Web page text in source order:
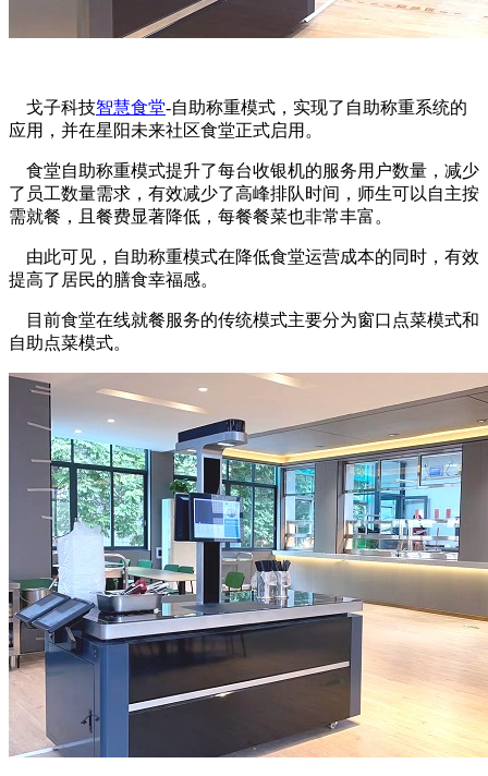
戈子科技智慧食堂-自助称重模式，实现了自助称重系统的
应用，并在星阳未来社区食堂正式启用。
食堂自助称重模式提升了每台收银机的服务用户数量，减少
了员工数量需求，有效减少了高峰排队时间，师生可以自主按
需就餐，且餐费显著降低，每餐餐菜也非常丰富。
由此可见，自助称重模式在降低食堂运营成本的同时，有效
提高了居民的膳食幸福感。
目前食堂在线就餐服务的传统模式主要分为窗口点菜模式和
自助点菜模式。